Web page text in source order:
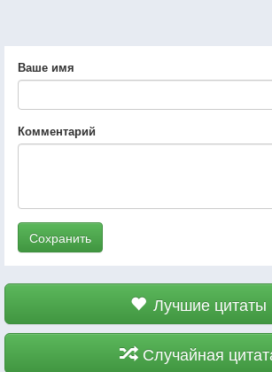
Ваше имя
Комментарий
Сохранить
Лучшие цитаты
Случайная